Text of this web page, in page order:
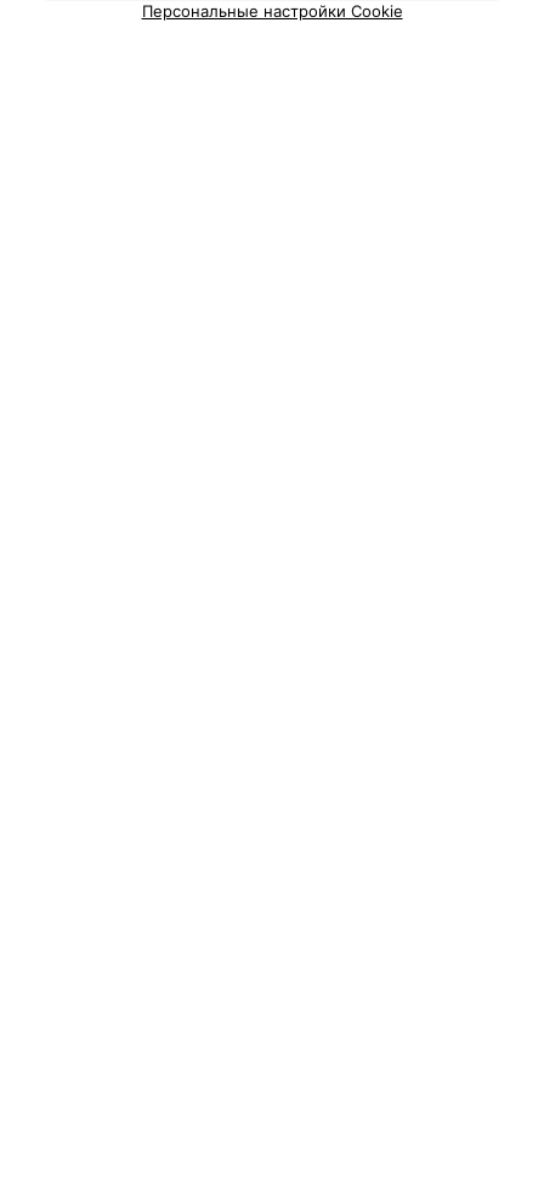
Персональные настройки Cookie